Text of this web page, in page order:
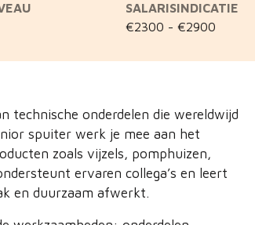
SALARISINDICATIE
€2300 - €2900
technische onderdelen die wereldwijd
spuiter werk je mee aan het
zoals vijzels, pomphuizen,
ervaren collega’s en leert
en duurzaam afwerkt.